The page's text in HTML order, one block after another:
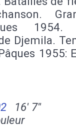
1954.
Djemila.
1955:
16' 7''